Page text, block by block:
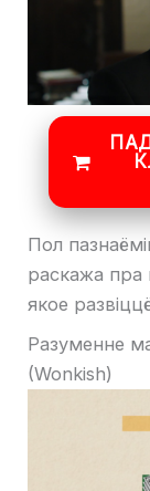
Пол
раскажа пра
якое
Разуменне
(Wonkish)